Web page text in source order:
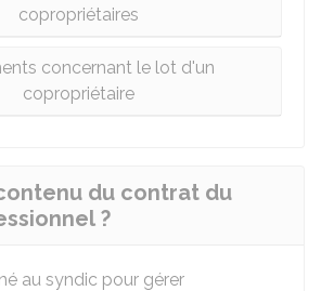
copropriétaires
concernant le lot d'un
copropriétaire
du contrat du
?
au syndic pour gérer